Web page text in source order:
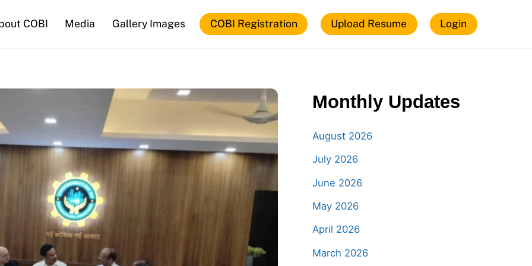
COBI Media Gallery Images COBI Registration Upload Resume Login
Monthly Updates
August 2026
July 2026
June 2026
May 2026
April 2026
March 2026